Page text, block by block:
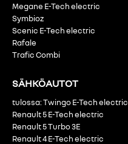
Megane E-Tech electric
Symbioz
Scenic E-Tech electric
Rafale
Trafic Combi
SÄHKÖAUTOT
tulossa: Twingo E-Tech electric
Renault 5 E-Tech electric
Renault 5 Turbo 3E
Renault 4 E-Tech electric